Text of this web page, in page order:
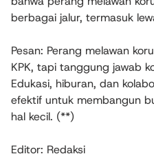
berbagai jalur, termasuk
Pesan: Perang melawan
KPK, tapi tanggung jawab
Edukasi, hiburan, dan
efektif untuk membangun
hal kecil. (**)
Editor: Redaksi